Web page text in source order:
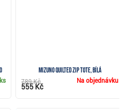
Mizuno Quilted Zip Tote, bílá
Na objednávku
789 Kč
555 Kč